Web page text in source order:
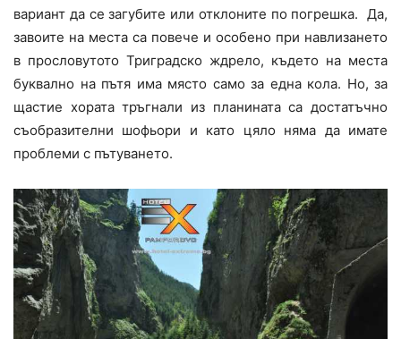
вариант да се загубите или отклоните по погрешка. Да,
завоите на места са повече и особено при навлизането
в прословутото Триградско ждрело, където на места
буквално на пътя има място само за една кола. Но, за
щастие хората тръгнали из планината са достатъчно
съобразителни шофьори и като цяло няма да имате
проблеми с пътуването.